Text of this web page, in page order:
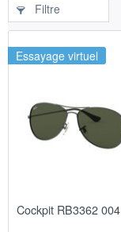
Filtre
Essayage virtuel
Cockpit RB3362 004